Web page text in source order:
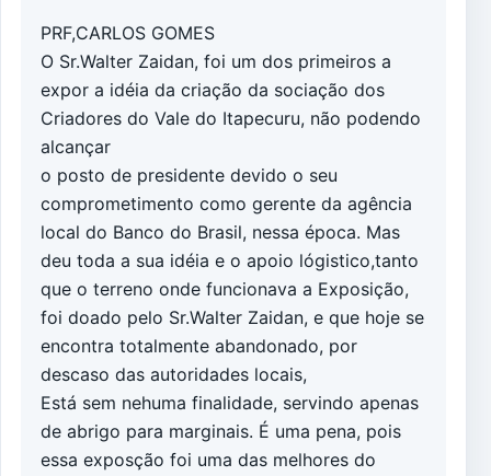
PRF,CARLOS GOMES
O Sr.Walter Zaidan, foi um dos primeiros a
expor a idéia da criação da sociação dos
Criadores do Vale do Itapecuru, não podendo
alcançar
o posto de presidente devido o seu
comprometimento como gerente da agência
local do Banco do Brasil, nessa época. Mas
deu toda a sua idéia e o apoio lógistico,tanto
que o terreno onde funcionava a Exposição,
foi doado pelo Sr.Walter Zaidan, e que hoje se
encontra totalmente abandonado, por
descaso das autoridades locais,
Está sem nehuma finalidade, servindo apenas
de abrigo para marginais. É uma pena, pois
essa exposção foi uma das melhores do